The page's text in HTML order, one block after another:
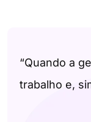
“Quando a
trabalho e,